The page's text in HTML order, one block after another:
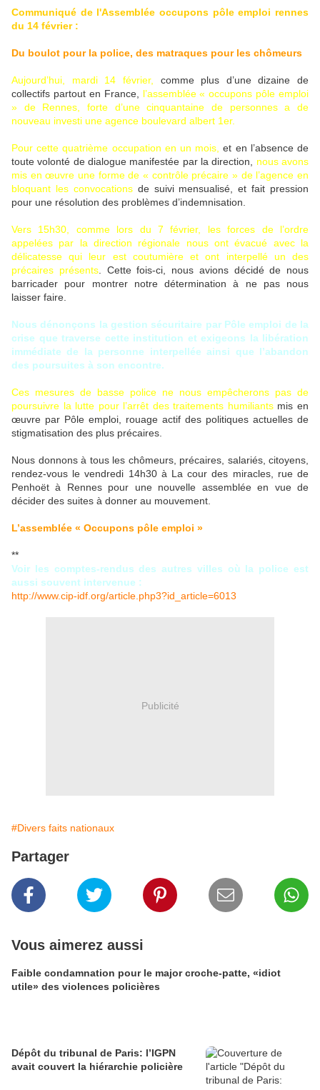
Communiqué de l'Assemblée occupons pôle emploi rennes
du 14 février :
Du boulot pour la police, des matraques pour les chômeurs
Aujourd’hui, mardi 14 février,
comme plus d’une dizaine de
collectifs partout en France, l’assemblée « occupons pôle emploi
» de Rennes, forte d’une cinquantaine de personnes a de
nouveau investi une agence boulevard albert 1er.
Pour cette quatrième occupation en un mois, et en l’absence de
toute volonté de dialogue manifestée par la direction, nous avons
mis en œuvre une forme de « contrôle précaire » de l’agence en
bloquant les convocationsde suivi mensualisé, et fait pression
pour une résolution des problèmes d’indemnisation.
Vers 15h30, comme lors du 7 février, les forces de l’ordre
appelées par la direction régionale nous ont évacué avec la
délicatesse qui leur est coutumière et ont interpellé un des
précaires présents. Cette fois-ci, nous avions décidé de nous
barricader pour montrer notre détermination à ne pas nous
laisser faire.
Nous dénonçons la gestion sécuritaire par Pôle emploi de la
crise que traverse cette institution et exigeons la libération
immédiate de la personne interpellée ainsi que l’abandon
des poursuites à son encontre.
Ces mesures de basse police ne nous empêcherons pas de
poursuivre la lutte pour l’arrêt des traitements humiliantsmis en
œuvre par Pôle emploi, rouage actif des politiques actuelles de
stigmatisation des plus précaires.
Nous donnons à tous les chômeurs, précaires, salariés, citoyens,
rendez-vous le vendredi 14h30 à La cour des miracles, rue de
Penhoët à Rennes pour une nouvelle assemblée en vue de
décider des suites à donner au mouvement.
L’assemblée « Occupons pôle emploi »
**
Voir les comptes-rendus des autres villes où la police est
aussi souvent intervenue :
http://www.cip-idf.org/article.php3?id_article=6013
Publicité
#Divers faits nationaux
Partager
Vous aimerez aussi
Faible condamnation pour le major croche-patte, «idiot
utile» des violences policières
Dépôt du tribunal de Paris: l’IGPN
avait couvert la hiérarchie policière